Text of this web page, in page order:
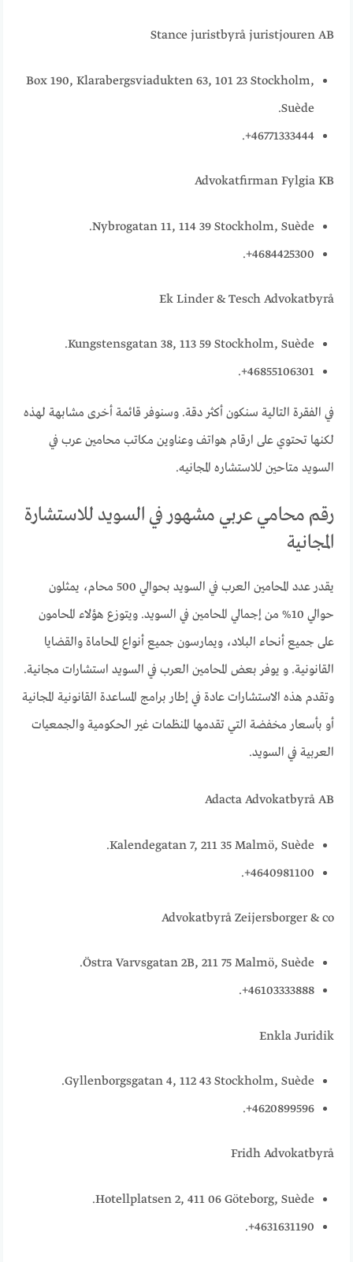
Stance juristbyrå juristjouren AB
Box 190, Klarabergsviadukten 63, 101 23 Stockholm,
Suède.
46771333444+.
Advokatfirman Fylgia KB
Nybrogatan 11, 114 39 Stockholm, Suède.
4684425300+.
Ek Linder & Tesch Advokatbyrå
Kungstensgatan 38, 113 59 Stockholm, Suède.
46855106301+.
في الفقرة التالية سنكون أكثر دقة. وسنوفر قائمة أخرى مشابهة لهذه
لكنها تحتوي على ارقام هواتف وعناوين مكاتب محامين عرب في
السويد متاحين للاستشاره المجانيه.
رقم محامي عربي مشهور في السويد للاستشارة
المجانية
يقدر عدد المحامين العرب في السويد بحوالي 500 محام، يمثلون
حوالي 10% من إجمالي المحامين في السويد. ويتوزع هؤلاء المحامون
على جميع أنحاء البلاد، ويمارسون جميع أنواع المحاماة والقضايا
القانونية. و يوفر بعض المحامين العرب في السويد استشارات مجانية.
وتقدم هذه الاستشارات عادة في إطار برامج المساعدة القانونية المجانية
أو بأسعار مخفضة التي تقدمها المنظمات غير الحكومية والجمعيات
العربية في السويد.
Adacta Advokatbyrå AB
Kalendegatan 7, 211 35 Malmö, Suède.
4640981100+.
Advokatbyrå Zeijersborger & co
Östra Varvsgatan 2B, 211 75 Malmö, Suède.
46103333888+.
Enkla Juridik
Gyllenborgsgatan 4, 112 43 Stockholm, Suède.
4620899596+.
Fridh Advokatbyrå
Hotellplatsen 2, 411 06 Göteborg, Suède.
4631631190+.